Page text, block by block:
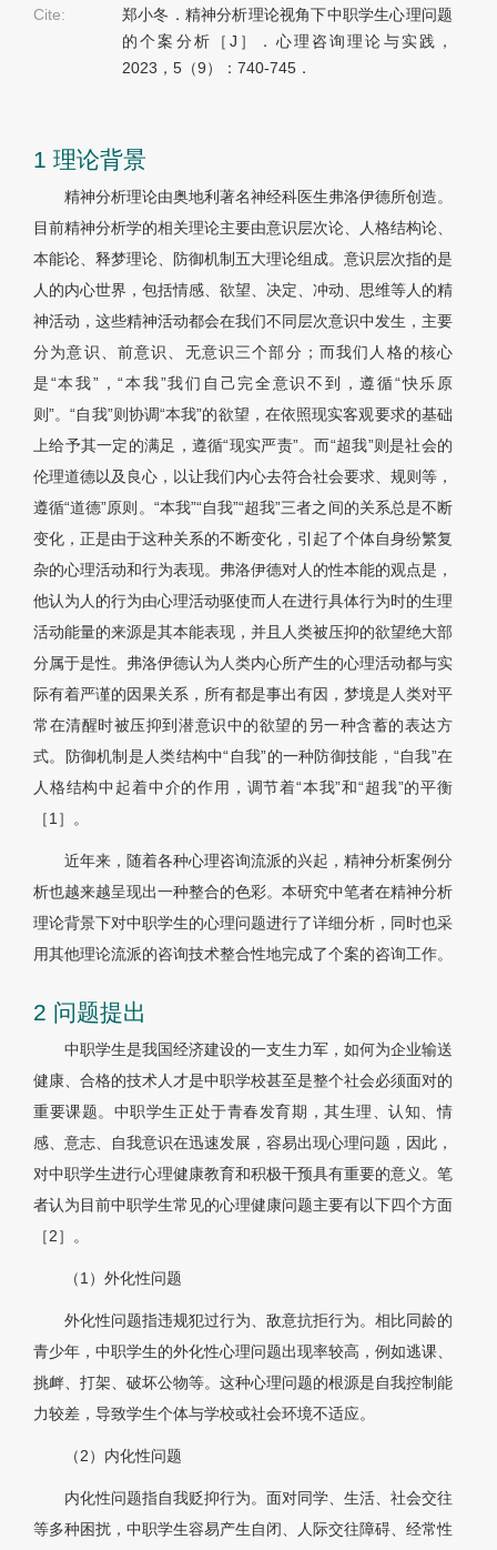
Cite:
郑小冬．精神分析理论视角下中职学生心理问题
的个案分析［J］．心理咨询理论与实践，
2023，5（9）：740-745．
1 理论背景
精神分析理论由奥地利著名神经科医生弗洛伊德所创造。
目前精神分析学的相关理论主要由意识层次论、人格结构论、
本能论、释梦理论、防御机制五大理论组成。意识层次指的是
人的内心世界，包括情感、欲望、决定、冲动、思维等人的精
神活动，这些精神活动都会在我们不同层次意识中发生，主要
分为意识、前意识、无意识三个部分；而我们人格的核心
是“本我”，“本我”我们自己完全意识不到，遵循“快乐原
则”。“自我”则协调“本我”的欲望，在依照现实客观要求的基础
上给予其一定的满足，遵循“现实严责”。而“超我”则是社会的
伦理道德以及良心，以让我们内心去符合社会要求、规则等，
遵循“道德”原则。“本我”“自我”“超我”三者之间的关系总是不断
变化，正是由于这种关系的不断变化，引起了个体自身纷繁复
杂的心理活动和行为表现。弗洛伊德对人的性本能的观点是，
他认为人的行为由心理活动驱使而人在进行具体行为时的生理
活动能量的来源是其本能表现，并且人类被压抑的欲望绝大部
分属于是性。弗洛伊德认为人类内心所产生的心理活动都与实
际有着严谨的因果关系，所有都是事出有因，梦境是人类对平
常在清醒时被压抑到潜意识中的欲望的另一种含蓄的表达方
式。防御机制是人类结构中“自我”的一种防御技能，“自我”在
人格结构中起着中介的作用，调节着“本我”和“超我”的平衡
［1］。
近年来，随着各种心理咨询流派的兴起，精神分析案例分
析也越来越呈现出一种整合的色彩。本研究中笔者在精神分析
理论背景下对中职学生的心理问题进行了详细分析，同时也采
用其他理论流派的咨询技术整合性地完成了个案的咨询工作。
2 问题提出
中职学生是我国经济建设的一支生力军，如何为企业输送
健康、合格的技术人才是中职学校甚至是整个社会必须面对的
重要课题。中职学生正处于青春发育期，其生理、认知、情
感、意志、自我意识在迅速发展，容易出现心理问题，因此，
对中职学生进行心理健康教育和积极干预具有重要的意义。笔
者认为目前中职学生常见的心理健康问题主要有以下四个方面
［2］。
（1）外化性问题
外化性问题指违规犯过行为、敌意抗拒行为。相比同龄的
青少年，中职学生的外化性心理问题出现率较高，例如逃课、
挑衅、打架、破坏公物等。这种心理问题的根源是自我控制能
力较差，导致学生个体与学校或社会环境不适应。
（2）内化性问题
内化性问题指自我贬抑行为。面对同学、生活、社会交往
等多种困扰，中职学生容易产生自闭、人际交往障碍、经常性